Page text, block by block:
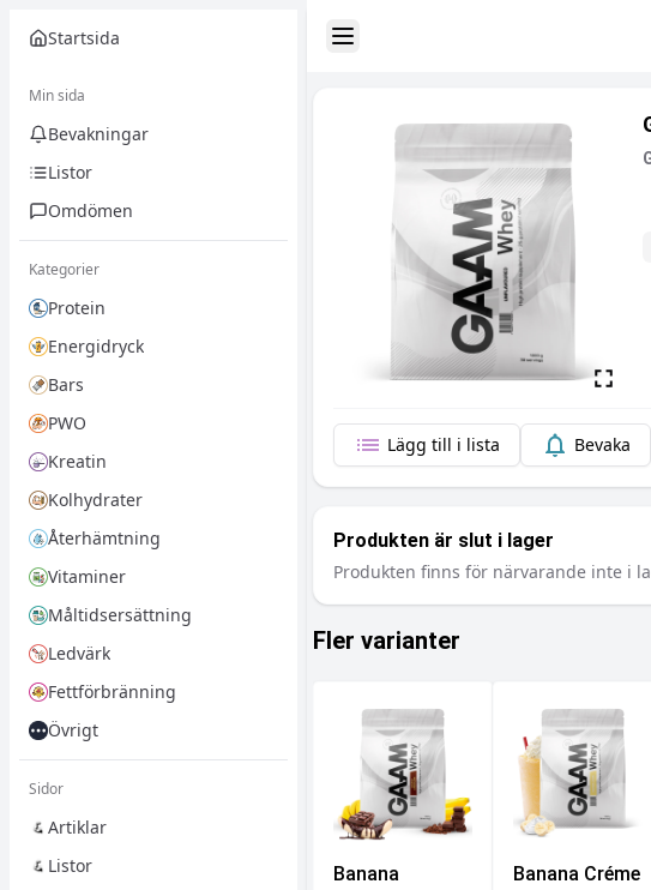
Startsida
Min sida
Bevakningar
Listor
Omdömen
Kategorier
Protein
Energidryck
Bars
PWO
Kreatin
Kolhydrater
Återhämtning
Vitaminer
Måltidsersättning
Ledvärk
Fettförbränning
Övrigt
Sidor
Artiklar
Listor
Toggle Sidebar
Lägg till i lista Bevaka
Produkten är slut i lager
Produkten finns för närvarande inte i
Fler varianter
Banana
Banana Créme